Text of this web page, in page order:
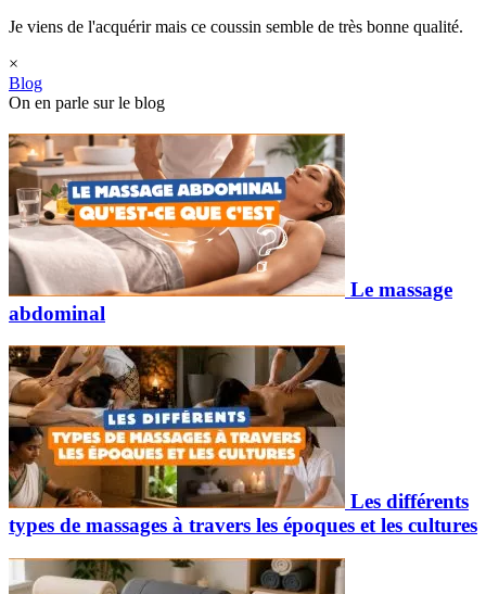
Je viens de l'acquérir mais ce coussin semble de très bonne qualité.
×
Blog
On en parle sur le blog
Le massage
abdominal
Les différents
types de massages à travers les époques et les cultures